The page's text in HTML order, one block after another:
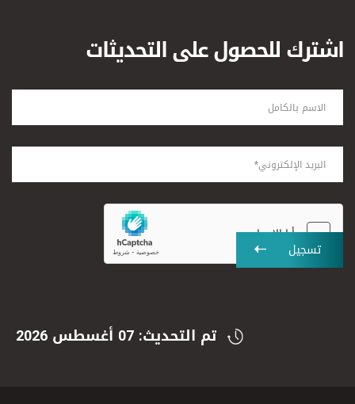
اشترك للحصول على التحديثات
تسجيل
تم التحديث: 07 أغسطس 2026